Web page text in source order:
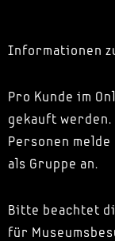
Informationen
Pro Kunde im
gekauft
Personen
als Gruppe an.
Bitte beachtet
für